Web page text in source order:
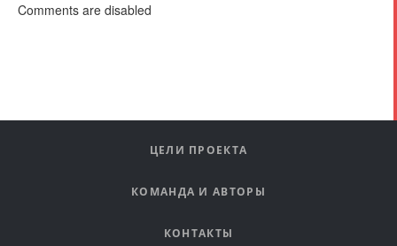
Comments are disabled
ЦЕЛИ ПРОЕКТА
КОМАНДА И АВТОРЫ
КОНТАКТЫ